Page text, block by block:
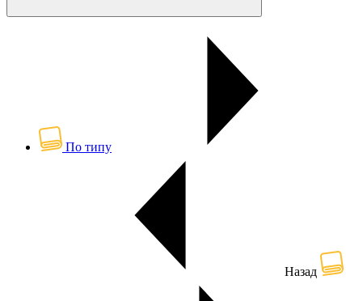
По типу
Назад